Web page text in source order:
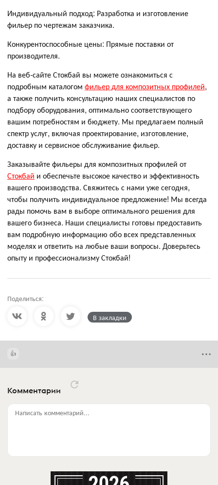
Индивидуальный подход: Разработка и изготовление
фильер по чертежам заказчика.
Конкурентоспособные цены: Прямые поставки от
производителя.
На веб-сайте Стокбай вы можете ознакомиться с
подробным каталогом фильер для композитных профилей,
а также получить консультацию наших специалистов по
подбору оборудования, оптимально соответствующего
вашим потребностям и бюджету. Мы предлагаем полный
спектр услуг, включая проектирование, изготовление,
доставку и сервисное обслуживание фильер.
Заказывайте фильеры для композитных профилей от
Стокбай и обеспечьте высокое качество и эффективность
вашего производства. Свяжитесь с нами уже сегодня,
чтобы получить индивидуальное предложение! Мы всегда
рады помочь вам в выборе оптимального решения для
вашего бизнеса. Наши специалисты готовы предоставить
вам подробную информацию обо всех представленных
моделях и ответить на любые ваши вопросы. Доверьтесь
опыту и профессионализму Стокбай!
Поделиться:
В закладки
Комментарии
Написать комментарий...